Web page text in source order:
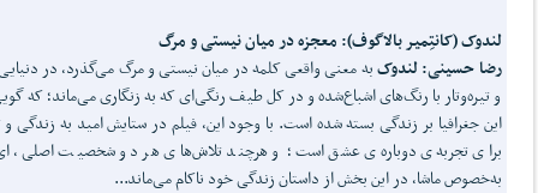
لندوک (کانتِمیر بالاگوف): معجزه در میان نیستی و مرگ
رضا حسینی: لندوکبه معنی واقعی کلمه در میان نیستی و مرگ می‌گذرد، در
و تیره‌وتار با رنگ‌های اشباع‌شده و در کل طیف رنگی‌ای که به زنگاری می‌ماند؛ که
این جغرافیا بر زندگی بسته شده است. با وجود این، فیلم در ستایش امید به زندگی
برای تجربه‌ی دوباره‌ی عشق است؛ و هرچند تلاش‌‌های هر دو شخصیت اصلی،
به‌خصوص ماشا، در این بخش از داستان زندگی خود ناکام می‌ماند...